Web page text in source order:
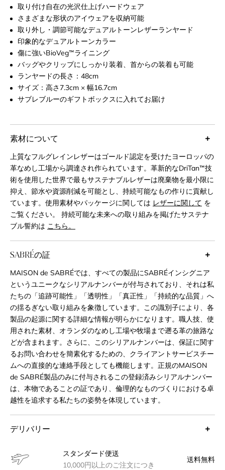
取り付け自在の光沢仕上げハードウェア
さまざまな形状のアイウェアを収納可能
取り外し・調節可能なデュアルトーンレザーランヤード
印象的なデュアルトーンカラー
傷に強いBioVeg™ライニング
バッグやクリップにしっかり装着、首からの装着も可能
ランヤードの長さ：48cm
サイズ：高さ7.3cm × 幅16.7cm
サブレブルーのギフトボックスに入れてお届け
素材について
上質なフルグレインレザーはゴールド認定を受けたヨーロッパの
革なめし工場から調達され作られています。革新的なDriTan™技
術を使用した世界で最もサステナブルレザーは廃棄物を最小限に
抑え、節水や資源削減を可能とし、持続可能なもの作りに貢献し
ています。使用素材やパッケージに関しては レザーに関して を
ご覧ください。 持続可能な未来への取り組みを掲げたサステナ
ブル誓約は こちら。
SABRÉの証
MAISON de SABRÉでは、すべての製品にSABRÉインシグニア
というユニークなシリアルナンバーが付与されており、それは私
たちの「追跡可能性」「透明性」「真正性」「持続的な品質」へ
の揺るぎない取り組みを象徴しています。この識別子により、各
製品の起源に関する詳細な情報が明らかになります。職人技、使
用された素材、オランダのなめし工場や牧場まで遡る革の旅路な
どが含まれます。さらに、このシリアルナンバーは、保証に関す
るお問い合わせを簡素化するための、クライアントサービスチー
ムへの直接的な連絡手段としても機能します。正規のMAISON
de SABRÉ製品のみに付与されるこの登録済みシリアルナンバー
は、本物であることの証であり、倫理的なものづくりにおける卓
越性を追求する私たちの姿勢を体現しています。
デリバリー
スタンダード便送
10,000円以上のご注文につき
送料無料